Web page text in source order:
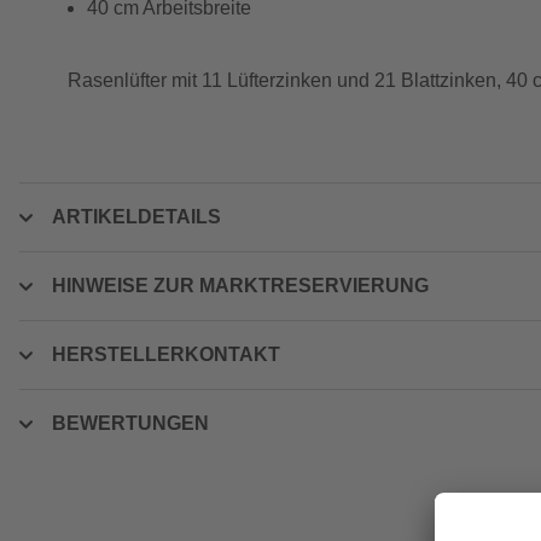
40 cm Arbeitsbreite
Rasenlüfter mit 11 Lüfterzinken und 21 Blattzinken, 40
ARTIKELDETAILS
HINWEISE ZUR MARKTRESERVIERUNG
HERSTELLERKONTAKT
BEWERTUNGEN